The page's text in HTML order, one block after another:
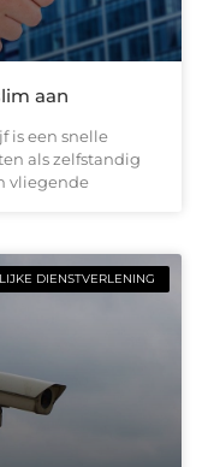
aan
is een snelle
als zelfstandig
vliegende
DIENSTVERLENING